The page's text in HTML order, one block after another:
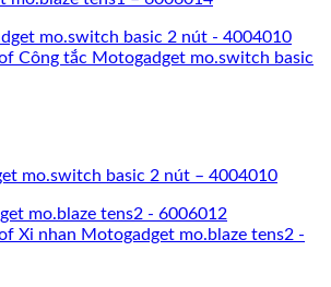
mo.switch basic 2 nút – 4004010